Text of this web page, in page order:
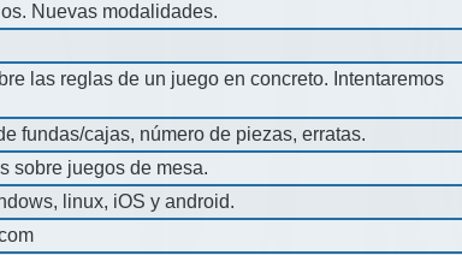
Nuevas modalidades.
las reglas de un juego en concreto. Intentaremos
fundas/cajas, número de piezas, erratas.
sobre juegos de mesa.
linux, iOS y android.